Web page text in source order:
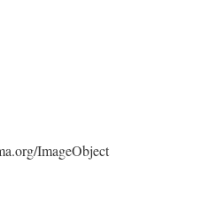
ImageObject